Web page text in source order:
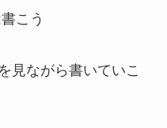
こう
見ながら書いていこ